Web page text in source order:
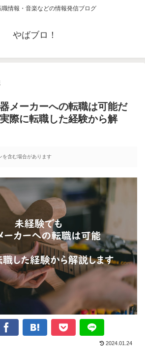
職情報・音楽などの情報発信ブログ
やばブロ！
メーカーへの転職は可能だ
際に転職した経験から解
を含む場合があります
2024.01.24